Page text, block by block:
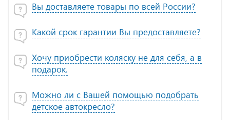
Вы доставляете товары по всей России?
Какой срок гарантии Вы предоставляете?
Хочу приобрести коляску не для себя, а в
подарок.
Можно ли с Вашей помощью подобрать
детское автокресло?